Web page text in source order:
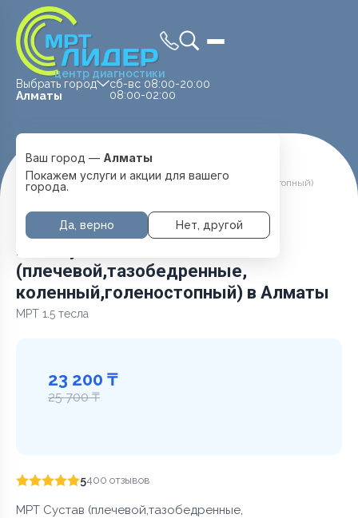
центр диагностики
Выбрать город
Алматы
сб-вс 08:00-20:00
08:00-02:00
Ваш город — Алматы
Покажем услуги и акции для вашего
города.
Да, верно Нет, другой
Главная Услуги и цены МРТ Суставов
МРТ Сустав (плечевой,тазобедренные, коленный,голеностопный)
(плечевой,тазобедренные,
коленный,голеностопный) в Алматы
МРТ 1.5 тесла
23 200 ₸
25 700 ₸
5400 отзывов
МРТ Сустав (плечевой,тазобедренные,